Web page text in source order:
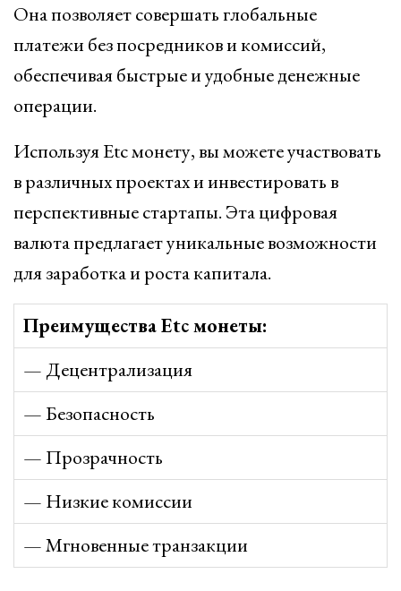
Она позволяет совершать глобальные
платежи без посредников и комиссий,
обеспечивая быстрые и удобные денежные
операции.
Используя Etc монету, вы можете участвовать
в различных проектах и инвестировать в
перспективные стартапы. Эта цифровая
валюта предлагает уникальные возможности
для заработка и роста капитала.
Преимущества Etc монеты:
— Децентрализация
— Безопасность
— Прозрачность
— Низкие комиссии
— Мгновенные транзакции